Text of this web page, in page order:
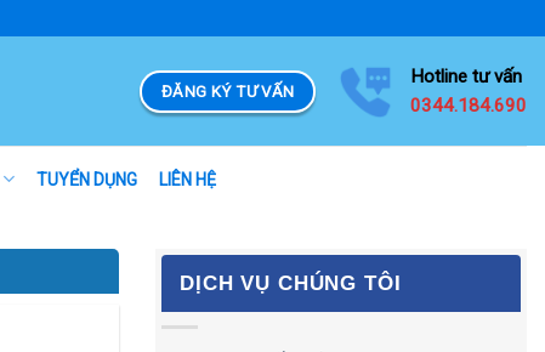
ĐĂNG KÝ TƯ VẤN
Hotline tư vấn
0344.184.690
TUYỂN DỤNG LIÊN HỆ
DỊCH VỤ CHÚNG TÔI